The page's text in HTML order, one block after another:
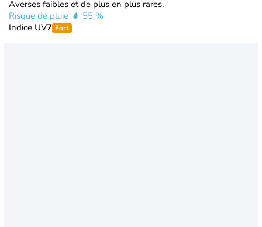
Averses faibles et de plus en plus rares.
Risque de pluie
55 %
Indice UV7 Fort